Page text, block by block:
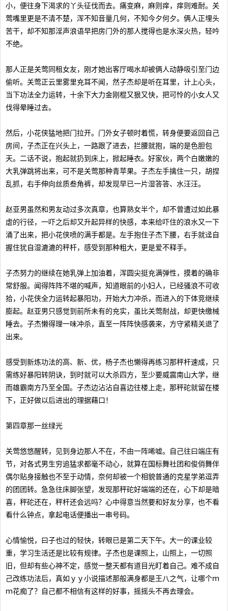
小，便往身下渴求的丫头征伐而去。痛变麻，麻则痒，痒则难耐。关
莺嘴里更是不清不楚，浑不知音量几何，不知今夕何夕。俩人正埋头
苦干，却不知那淫声浪语早把房门外的那人搅得也是水深火热，轻吟
不绝。
那人正是关莺同租女友，刚才她出客厅喝水却被俩人动静吸引至门边
偷听。关莺正云里雾里充耳不闻，然子杰却是听在耳里，计上心头，
当下功法全力运转，十余下大力金刚棍又狠又快，把可怜的小女人又
伐得晕睡过去。
然后，小花侠猛地把门拉开。门外女子顿时着慌，转身便要返回自己
房间，子杰正在兴头上，一路跟了进去，拦腰就抱，端的是色胆包
天。二话不说，抱起就扔到床上，掀起睡衣。好家伙，两个白嫩嫩的
大乳弹跳将出来，可不是关莺那种青苹果。子杰左手擒住一只，胡捏
乱抓，右手伸向丝质叁角裤，却发现早已一片湿答答、水汪汪。
赵亚男虽然和男友动过多次真章，也算熟女半个，却不曾遭过如此暴
虐的行径，一吓之后却又升起异样的快感，本来给吓住的浪水又一下
涌了出来，把小花侠喷的满手都是。左手抱住子杰下腰，右手就迳自
握住犹自湿漉漉的秤杆，感受到那种粗大，更是爱不释手。
子杰努力的继续在她乳弹上加油着，浑圆尖挺充满弹性，摸着的确非
常舒服。闻得阵阵不堪的喊声，知道眼前的小妇人，已经骚浪不可收
拾，小花侠全力运转起暴阳功，开始大力冲杀，而进入的下体竞继续
膨起。赵亚男只感觉到前所未有的充实，虽比关莺耐战，却更快缴械
睡去。子杰懒得理一味冲杀，直至一阵阵快感袭来，方守紧精关退了
出来。
感受到新炼功法的高、新、优，杨子杰也懒得再练习那秤杆速成，只
需练好暴阳转阴诀，到时就可以大杀四方，至少要威震南山大学，继
而雄霸南方乃至全国。子杰边沾沾自喜边往楼上走，那秤砣就留在楼
下，正好做以后进出的理据藉口！
第四章那一丝绿光
关莺悠悠醒转，见到身边那人不在，不由一阵唏嘘。自己往曰端庄有
节，对各式男生穷追猛求都毫不动心，就算在国标舞社团和俊俏舞伴
偶尔贴身接触也不至于动情，奈何却被一个相貌普通的克星学弟逗弄
的团团转。急急往床脚张望，发现那秤砣好端端的还在，心下却是暗
喜，秤砣还在，秤杆还会远吗？心中得意当然要和好友分享，也不看
看什么钟点，拿起电话便播出一串号码。
心情愉悦，曰子也过的轻快，转眼已是第二天下午。大一的课业较
重，学习生活还是比较有规律。子杰也是课照上，山照上，一切照
旧，但却有些心神不定，感觉一整天都有道目光盯着自己。难不成自
己改练功法后，真如ｙｙ小说描述那般满身都是王八之气，让哪个ｍ
ｍ花痴了？自己都不相信有这样的好事，摇摇头不再去理会。